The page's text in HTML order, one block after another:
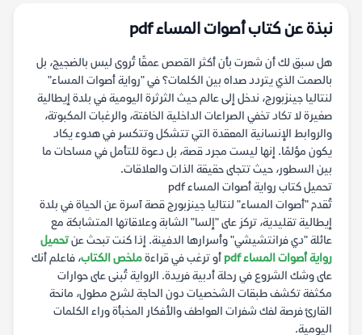
نبذة عن كتاب أصوات المساء pdf
هل سبق لك أن شعرت بأن أكثر القصص عمقًا تُروى ليس بالضجيج، بل
بالصمت الذي يتردد صداه بين الكلمات؟ في "رواية أصوات المساء"
لنتاليا جينزبورج، ندخل إلى عالم حيث الثرثرة اليومية في بلدة إيطالية
صغيرة لا تكاد تخفي الصراعات الداخلية الخافتة، والرغبات المكبوتة،
والروابط الإنسانية المعقدة التي تتشكل وتتكسر في هدوء يكاد
يكون مؤلمًا. إنها ليست مجرد قصة، بل دعوة للتأمل في مساحات ما
بين السطور، حيث تتجلى حقيقة الذات والعلاقات.
تحميل كتاب رواية أصوات المساء pdf
تُقدم "أصوات المساء" لنتاليا جينزبورج قصة آسرة عن الحياة في بلدة
إيطالية تقليدية، تركز على "إلسا" الشابة وعلاقاتها المتشابكة مع
عائلة "دي فرانتشيشي" وأسرارها الدفينة. إذا كنت تبحث عنتحميل
رواية أصوات المساء pdf
أو ترغب في قراءةملخص الكتاب، فاعلم أنك
على وشك الشروع في رحلة أدبية فريدة. الرواية تُبنى على حوارات
مكثفة تكشف طبقات الشخصيات دون الحاجة لشرح مطول، مانحة
القارئ فرصة لفك شفرات العواطف والأفكار المخبأة وراء الكلمات
اليومية.